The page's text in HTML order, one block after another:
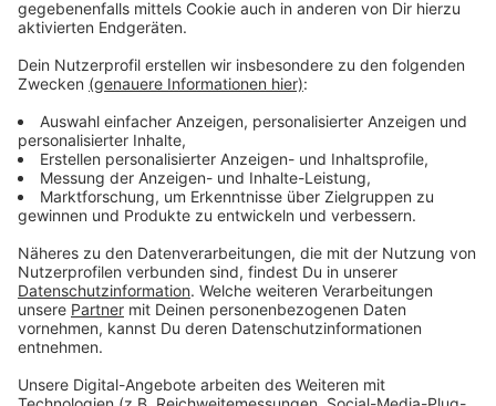
(Rasenplatz, Taubengasse 203, 53840 Troisdorf)
• FVM-Pokal der Frauen, 29. Mai, 14.00 Uhr:DJK
Frechen: Kurt-Bornhoff-Sportpark
• D-Junioren, 29. Mai, 11.30 Uhr:TSV Alemannia
Aachen – SC West Köln
• C-Junioren, 29. Mai, 13.30 Uhr:
Hennef 05